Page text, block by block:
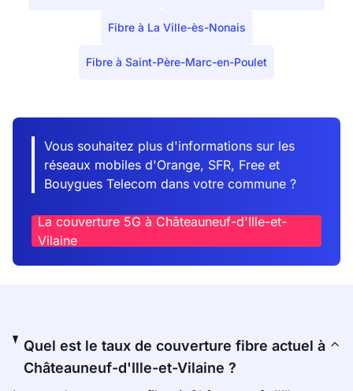
Fibre à La Ville-ès-Nonais
Fibre à Saint-Père-Marc-en-Poulet
Vous souhaitez plus d'informations sur les
réseaux mobiles d'Orange, SFR, Free et
Bouygues Telecom dans votre commune ?
La couverture 5G à Châteauneuf-d'Ille-et-
Vilaine
Quel est le taux de couverture fibre actuel à
Châteauneuf-d'Ille-et-Vilaine ?